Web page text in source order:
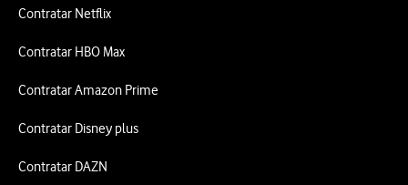
Contratar Netflix
Contratar HBO Max
Contratar Amazon Prime
Contratar Disney plus
Contratar DAZN